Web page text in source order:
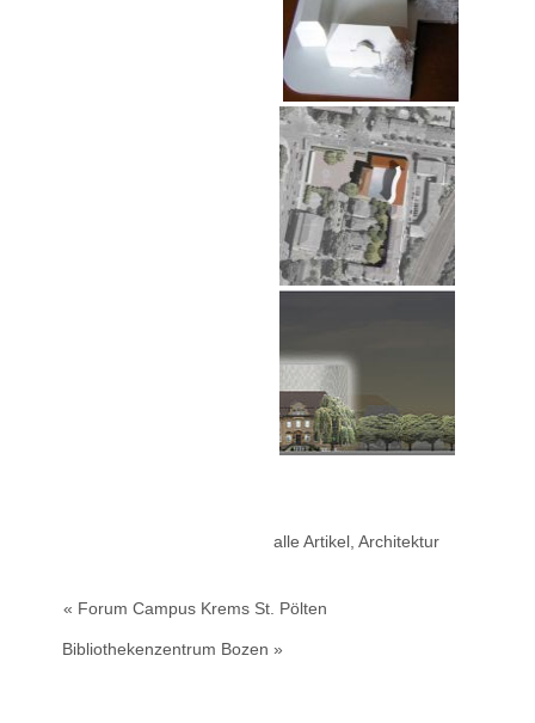
alle Artikel, Architektur
« Forum Campus Krems St. Pölten
Bibliothekenzentrum Bozen »